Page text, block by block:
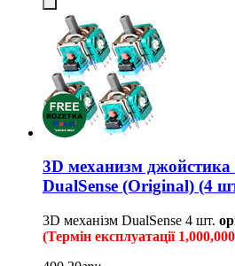
3D механизм джойстика
DualSense (Original) (4
3D механізм DualSense 4 шт.
(Термін експлуатації